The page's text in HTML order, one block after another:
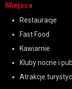
Miejsca
Restauracje
Fast Food
Kawiarnie
Kluby nocne i
Atrakcje